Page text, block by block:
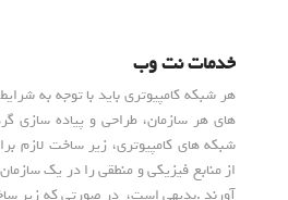
خدمات نت وب
هر شبکه کامپیوتری باید با توجه به
های هر سازمان، طراحی و پیاده سازی
شبکه های کامپیوتری، زیر ساخت لازم
از منابع فیزیکی و منطقی را در یک
آورند .بدیهی است، در صورتی که زیر